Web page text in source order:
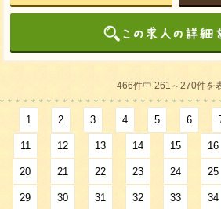
466件中 261～270件を
1 2 3 4 5 6
11 12 13 14 15 16
20 21 22 23 24 25
29 30 31 32 33 34